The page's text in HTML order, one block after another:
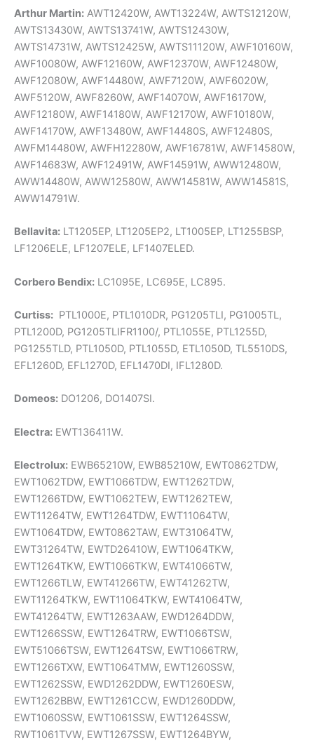
Arthur Martin: AWT12420W, AWT13224W, AWTS12120W,
AWTS13430W, AWTS13741W, AWTS12430W,
AWTS14731W, AWTS12425W, AWTS11120W, AWF10160W,
AWF10080W, AWF12160W, AWF12370W, AWF12480W,
AWF12080W, AWF14480W, AWF7120W, AWF6020W,
AWF5120W, AWF8260W, AWF14070W, AWF16170W,
AWF12180W, AWF14180W, AWF12170W, AWF10180W,
AWF14170W, AWF13480W, AWF14480S, AWF12480S,
AWFM14480W, AWFH12280W, AWF16781W, AWF14580W,
AWF14683W, AWF12491W, AWF14591W, AWW12480W,
AWW14480W, AWW12580W, AWW14581W, AWW14581S,
AWW14791W.
Bellavita: LT1205EP, LT1205EP2, LT1005EP, LT1255BSP,
LF1206ELE, LF1207ELE, LF1407ELED.
Corbero Bendix: LC1095E, LC695E, LC895.
Curtiss: PTL1000E, PTL1010DR, PG1205TLI, PG1005TL,
PTL1200D, PG1205TLIFR1100/, PTL1055E, PTL1255D,
PG1255TLD, PTL1050D, PTL1055D, ETL1050D, TL5510DS,
EFL1260D, EFL1270D, EFL1470DI, IFL1280D.
Domeos: DO1206, DO1407SI.
Electra: EWT136411W.
Electrolux: EWB65210W, EWB85210W, EWT0862TDW,
EWT1062TDW, EWT1066TDW, EWT1262TDW,
EWT1266TDW, EWT1062TEW, EWT1262TEW,
EWT11264TW, EWT1264TDW, EWT11064TW,
EWT1064TDW, EWT0862TAW, EWT31064TW,
EWT31264TW, EWTD26410W, EWT1064TKW,
EWT1264TKW, EWT1066TKW, EWT41066TW,
EWT1266TLW, EWT41266TW, EWT41262TW,
EWT11264TKW, EWT11064TKW, EWT41064TW,
EWT41264TW, EWT1263AAW, EWD1264DDW,
EWT1266SSW, EWT1264TRW, EWT1066TSW,
EWT51066TSW, EWT1264TSW, EWT1066TRW,
EWT1266TXW, EWT1064TMW, EWT1260SSW,
EWT1262SSW, EWD1262DDW, EWT1260ESW,
EWT1262BBW, EWT1261CCW, EWD1260DDW,
EWT1060SSW, EWT1061SSW, EWT1264SSW,
RWT1061TVW, EWT1267SSW, EWT1264BYW,